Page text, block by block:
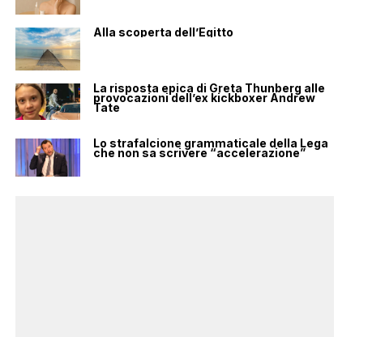
Alla scoperta dell’Egitto
La risposta epica di Greta Thunberg alle
provocazioni dell’ex kickboxer Andrew
Tate
Lo strafalcione grammaticale della Lega
che non sa scrivere “accelerazione”